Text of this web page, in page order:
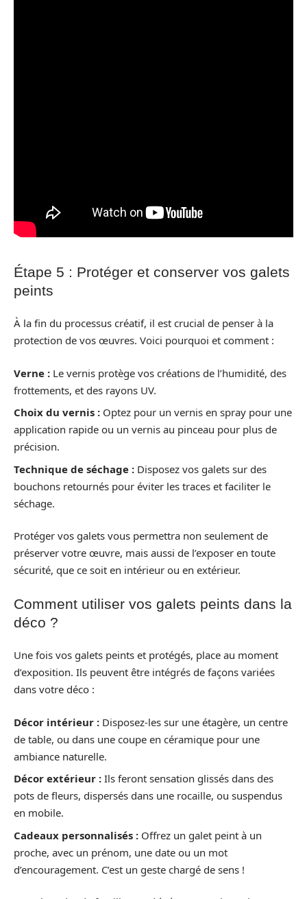
Étape 5 : Protéger et conserver vos galets
peints
À la fin du processus créatif, il est crucial de penser à la
protection de vos œuvres. Voici pourquoi et comment :
Verne : Le vernis protège vos créations de l’humidité, des
frottements, et des rayons UV.
Choix du vernis : Optez pour un vernis en spray pour une
application rapide ou un vernis au pinceau pour plus de
précision.
Technique de séchage : Disposez vos galets sur des
bouchons retournés pour éviter les traces et faciliter le
séchage.
Protéger vos galets vous permettra non seulement de
préserver votre œuvre, mais aussi de l’exposer en toute
sécurité, que ce soit en intérieur ou en extérieur.
Comment utiliser vos galets peints dans la
déco ?
Une fois vos galets peints et protégés, place au moment
d’exposition. Ils peuvent être intégrés de façons variées
dans votre déco :
Décor intérieur : Disposez-les sur une étagère, un centre
de table, ou dans une coupe en céramique pour une
ambiance naturelle.
Décor extérieur : Ils feront sensation glissés dans des
pots de fleurs, dispersés dans une rocaille, ou suspendus
en mobile.
Cadeaux personnalisés : Offrez un galet peint à un
proche, avec un prénom, une date ou un mot
d’encouragement. C’est un geste chargé de sens !